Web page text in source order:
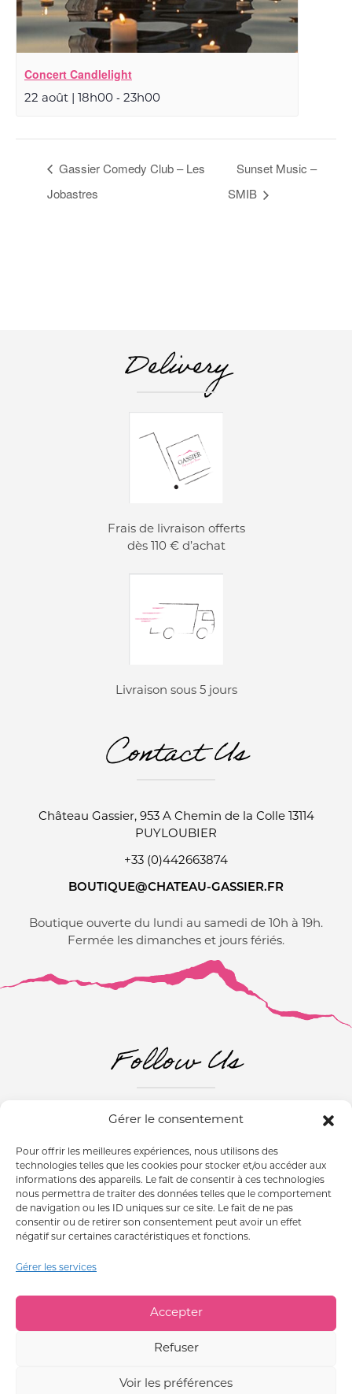
Gérer le consentement
Pour offrir les meilleures expériences, nous utilisons des
technologies telles que les cookies pour stocker et/ou accéder aux
informations des appareils. Le fait de consentir à ces technologies
nous permettra de traiter des données telles que le comportement
de navigation ou les ID uniques sur ce site. Le fait de ne pas
consentir ou de retirer son consentement peut avoir un effet
négatif sur certaines caractéristiques et fonctions.
Gérer les services
Accepter
Refuser
Voir les préférences
Concert Candlelight
22 août | 18h00 - 23h00
Gassier Comedy Club – Les
Jobastres
Sunset Music –
SMIB
Delivery
Frais de livraison offerts
dès 110 € d’achat
Livraison sous 5 jours
Contact Us
Château Gassier, 953 A Chemin de la Colle 13114
PUYLOUBIER
+33 (0)442663874
BOUTIQUE@CHATEAU-GASSIER.FR
Boutique ouverte du lundi au samedi de 10h à 19h.
Fermée les dimanches et jours fériés.
Follow Us
ABONNEZ-VOUS À NOTRE NEWSLETTER
ESPACE PRESSE
QUALITÉS ET CARACTÉRISTIQUES ENVIRONNEMENTALES DES EMBALLAGES
CONSOMMER AVEC MODÉRATION.
RESPONSIBLY.